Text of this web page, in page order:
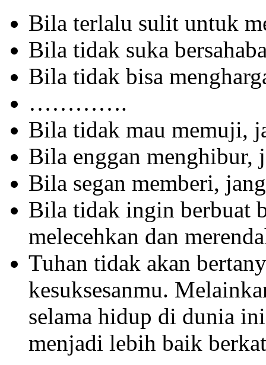
Bila terlalu sulit untuk
Bila tidak suka
Bila tidak bisa
………….
Bila tidak mau memuji,
Bila enggan menghibur,
Bila segan memberi,
Bila tidak ingin berbuat
melecehkan dan
Tuhan tidak akan
kesuksesanmu.
selama hidup di dunia
menjadi lebih baik